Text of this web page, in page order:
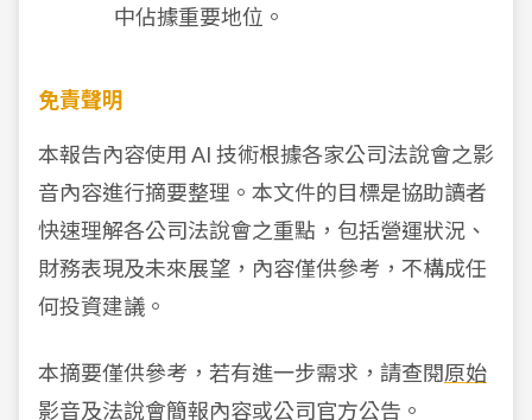
中佔據重要地位。
免責聲明
本報告內容使用 AI 技術根據各家公司法說會之影
音內容進行摘要整理。本文件的目標是協助讀者
快速理解各公司法說會之重點，包括營運狀況、
財務表現及未來展望，內容僅供參考，不構成任
何投資建議。
本摘要僅供參考，若有進一步需求，請查閱原始
影音及法說會簡報內容或公司官方公告。